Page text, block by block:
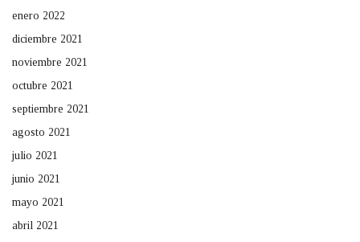
enero 2022
diciembre 2021
noviembre 2021
octubre 2021
septiembre 2021
agosto 2021
julio 2021
junio 2021
mayo 2021
abril 2021